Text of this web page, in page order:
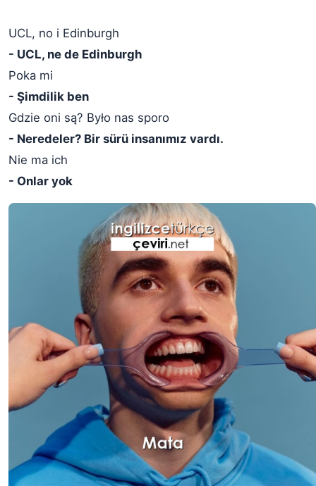
UCL, no i Edinburgh
- UCL, ne de Edinburgh
Poka mi
- Şimdilik ben
Gdzie oni są? Było nas sporo
- Neredeler? Bir sürü insanımız vardı.
Nie ma ich
- Onlar yok